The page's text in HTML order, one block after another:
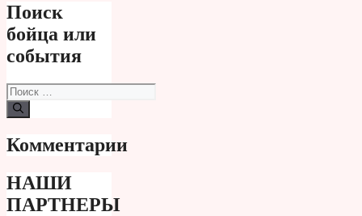
Поиск
бойца или
события
Поиск:
Комментарии
НАШИ
ПАРТНЕРЫ